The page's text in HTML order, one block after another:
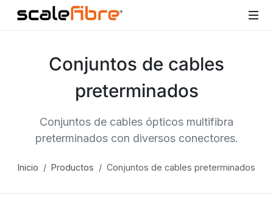
Conjuntos de cables
preterminados
Conjuntos de cables ópticos multifibra
preterminados con diversos conectores.
Inicio Productos Conjuntos de cables preterminados